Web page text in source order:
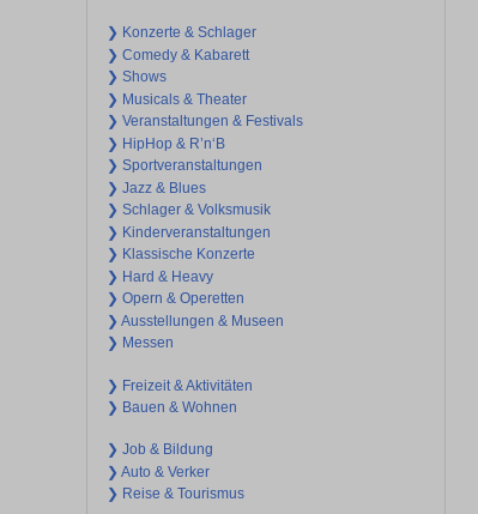
❯ Konzerte & Schlager
❯ Comedy & Kabarett
❯ Shows
❯ Musicals & Theater
❯ Veranstaltungen & Festivals
❯ HipHop & R’n‘B
❯ Sportveranstaltungen
❯ Jazz & Blues
❯ Schlager & Volksmusik
❯ Kinderveranstaltungen
❯ Klassische Konzerte
❯ Hard & Heavy
❯ Opern & Operetten
❯ Ausstellungen & Museen
❯ Messen
❯ Freizeit & Aktivitäten
❯ Bauen & Wohnen
❯ Job & Bildung
❯ Auto & Verker
❯ Reise & Tourismus